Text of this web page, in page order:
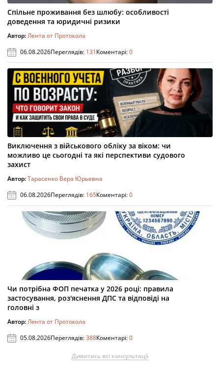
Спільне проживання без шлюбу: особливості
доведення та юридичні ризики
Автор:Лента от Протокола
06.08.2026Переглядів: 131Коментарі:0
Виключення з військового обліку за віком: чи
можливо це сьогодні та які перспективи судового
захист
Автор:Тарасенко Вера Юрьевна
06.08.2026Переглядів: 165Коментарі:0
Чи потрібна ФОП печатка у 2026 році: правила
застосування, роз'яснення ДПС та відповіді на
головні з
Автор:Лента от Протокола
05.08.2026Переглядів:388Коментарі:0
Дивитись всі консультації